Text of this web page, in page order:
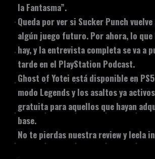
la Fantasma”.
Queda por ver si Sucker Punch
algún juego futuro. Por ahora, lo que
hay, y la entrevista completa se va a
tarde en el PlayStation Podcast.
Ghost of Yotei está disponible en
modo Legends y los asaltos ya
gratuita para aquellos que hayan
base.
No te pierdas nuestra review y leela